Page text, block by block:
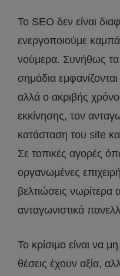
Το SEO δεν είναι
ενεργοποιούμε
νούμερα. Συνήθως
σημάδια
αλλά ο ακριβής
εκκίνησης, τον
κατάσταση του site
Σε τοπικές αγορές
οργανωμένες
βελτιώσεις νωρίτερα
ανταγωνιστικά
Το κρίσιμο είναι να
θέσεις έχουν αξία,